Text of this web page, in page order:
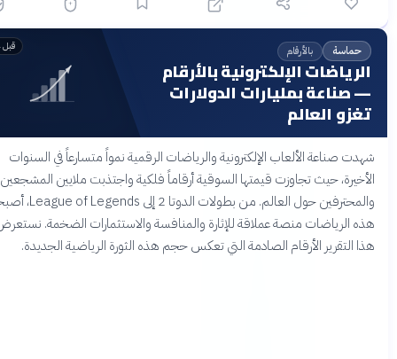
بالأرقام
الإلكترونية بالأرقام
بمليارات الدولارات
العالم
صناعة الألعاب الإلكترونية والرياضات الرقمية نمواً متسارعاً في السنوات
حيث تجاوزت قيمتها السوقية أرقاماً فلكية واجتذبت ملايين المشجعين
والمحترفين حول العالم. من بطولات الدوتا 2 إلى League of Legends، أصبحت
منصة عملاقة للإثارة والمنافسة والاستثمارات الضخمة. نستعرض في
الأرقام الصادمة التي تعكس حجم هذه الثورة الرياضية الجديدة.